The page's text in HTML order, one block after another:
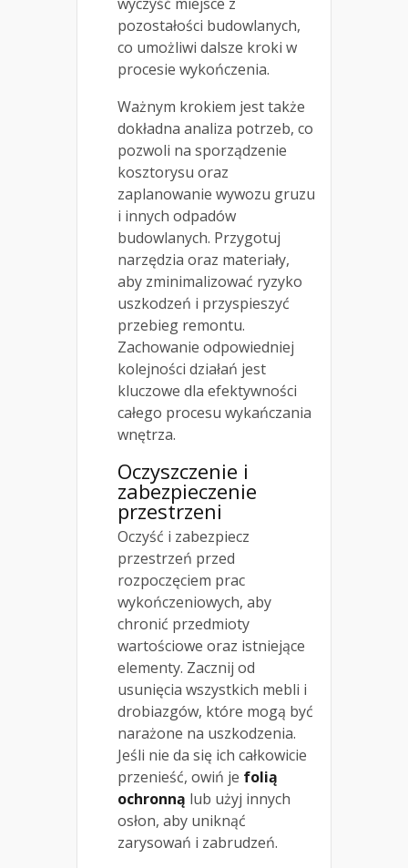
pozostałości budowlanych,
co umożliwi dalsze kroki w
procesie wykończenia.
Ważnym krokiem jest także
dokładna analiza potrzeb, co
pozwoli na sporządzenie
kosztorysu oraz
zaplanowanie wywozu gruzu
i innych odpadów
budowlanych. Przygotuj
narzędzia oraz materiały,
aby zminimalizować ryzyko
uszkodzeń i przyspieszyć
przebieg remontu.
Zachowanie odpowiedniej
kolejności działań jest
kluczowe dla efektywności
całego procesu wykańczania
wnętrza.
Oczyszczenie i
zabezpieczenie
przestrzeni
Oczyść i zabezpiecz
przestrzeń przed
rozpoczęciem prac
wykończeniowych, aby
chronić przedmioty
wartościowe oraz istniejące
elementy. Zacznij od
usunięcia wszystkich mebli i
drobiazgów, które mogą być
narażone na uszkodzenia.
Jeśli nie da się ich całkowicie
przenieść, owiń je folią
ochronną lub użyj innych
osłon, aby uniknąć
zarysowań i zabrudzeń.